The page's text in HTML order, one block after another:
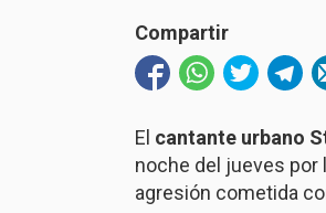
Compartir
El cantante urbano
noche del jueves por
agresión cometida